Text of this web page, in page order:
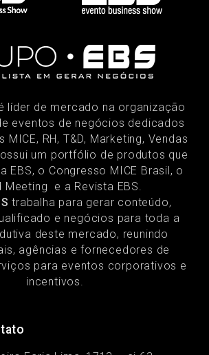
líder de mercado na organização
eventos de negócios dedicados
MICE, RH, T&D, Marketing, Vendas
um portfólio de produtos que
EBS, o Congresso MICE Brasil, o
Meeting e a Revista EBS.
trabalha para gerar conteúdo,
e negócios para toda a
deste mercado, reunindo
agências e fornecedores de
para eventos corporativos e
incentivos.